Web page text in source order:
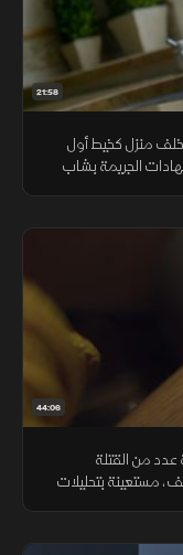
21:58
منزل كخيط أول
وربطت شهادات الجريمة بشاب
44:06
من القتلة
مستعينة بتحليلات